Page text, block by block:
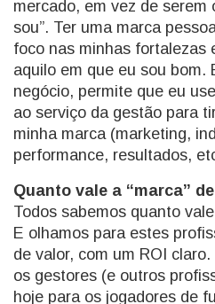
mercado, em vez de serem
sou”. Ter uma marca
foco nas minhas fortalezas
aquilo em que eu sou bom.
negócio, permite que eu
ao serviço da gestão para
minha marca (marketing,
performance, resultados,
Quanto vale a “marca”
Todos sabemos quanto
E olhamos para estes
de valor, com um ROI
os gestores (e outros
hoje para os jogadores de